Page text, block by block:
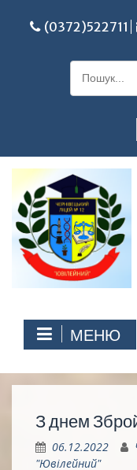
(0372)522711
Шукати:
МЕНЮ
З днем
06.12.2022
"Ювілейний"